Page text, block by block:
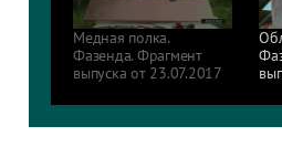
Медная полка.
Фазенда. Фрагмент
выпуска от 23.07.2017